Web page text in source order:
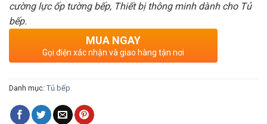
cường lực ốp tường bếp, Thiết bị thông minh dành cho Tủ
bếp.
MUA NGAY
Gọi điện xác nhận và giao hàng tận nơi
Danh mục: Tủ bếp